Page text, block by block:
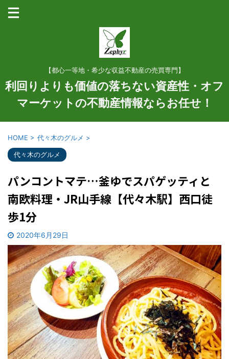
【都心一等地・希少な収益不動産の売買専門】
利回りよりも価値の落ちない資産性・オフ
マーケットの不動産情報ならお任せ！
HOME > 代々木のグルメ >
代々木のグルメ
パンコントマテ…釜ゆでスパゲッティと
南欧料理・JR山手線【代々木駅】西口徒
歩1分
2020年6月29日